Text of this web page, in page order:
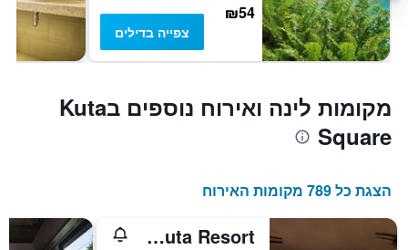
₪54
צפייה בדילים
מקומות לינה ואירוח נוספים בKuta
Square
הצגת כל 789 מקומות האירוח
Grand Ixora Kuta Resort